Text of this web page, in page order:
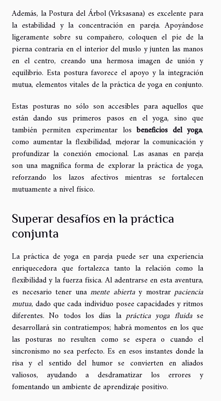
Además, la Postura del Árbol (Vrksasana) es excelente para
la estabilidad y la concentración en pareja. Apoyándose
ligeramente sobre su compañero, coloquen el pie de la
pierna contraria en el interior del muslo y junten las manos
en el centro, creando una hermosa imagen de unión y
equilibrio. Esta postura favorece el apoyo y la integración
mutua, elementos vitales de la práctica de yoga en conjunto.
Estas posturas no sólo son accesibles para aquellos que
están dando sus primeros pasos en el yoga, sino que
también permiten experimentar losbeneficios del yoga,
como aumentar la flexibilidad, mejorar la comunicación y
profundizar la conexión emocional. Las asanas en pareja
son una magnífica forma de explorar la práctica de yoga,
reforzando los lazos afectivos mientras se fortalecen
mutuamente a nivel físico.
Superar desafíos en la práctica
conjunta
La práctica de yoga en pareja puede ser una experiencia
enriquecedora que fortalezca tanto la relación como la
flexibilidad y la fuerza física. Al adentrarse en esta aventura,
es necesario tener una mente abiertay mostrarpaciencia
mutua, dado que cada individuo posee capacidades y ritmos
diferentes. No todos los días lapráctica yoga fluidase
desarrollará sin contratiempos; habrá momentos en los que
las posturas no resulten como se espera o cuando el
sincronismo no sea perfecto. Es en esos instantes donde la
risa y el sentido del humor se convierten en aliados
valiosos, ayudando a desdramatizar los errores y
fomentando un ambiente de aprendizaje positivo.